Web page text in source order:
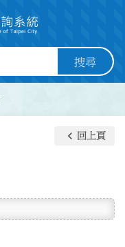
搜尋
keyboard_arrow_left 回上頁